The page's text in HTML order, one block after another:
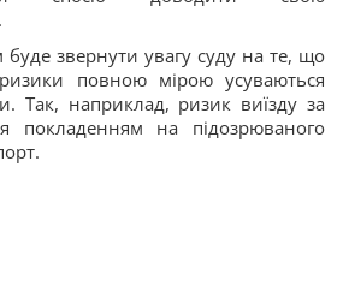
буде звернути увагу суду на те, що
ризики повною мірою усуваються
Так, наприклад, ризик виїзду за
покладенням на підозрюваного